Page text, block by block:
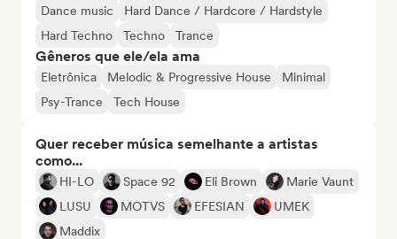
Dance music
Hard Dance / Hardcore / Hardstyle
Hard Techno
Techno Trance
Gêneros que ele/ela ama
Eletrônica Melodic & Progressive House
Minimal
Psy-Trance
Tech House
Quer receber música semelhante a artistas
como...
HI-LO Space 92 Eli Brown
Marie Vaunt
LUSU
MOTVS EFESIAN
UMEK
Maddix